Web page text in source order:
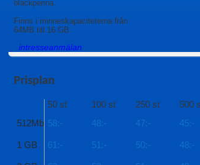
bläckpenna.
Finns i minneskapaciteterna från
64MB till 16 GB.
intresseanmälan
Prisplan
50 st 100 st 250 st 500
512Mb 58:- 48:- 47:- 45:-
1 GB 61:- 51:- 50:- 48:-